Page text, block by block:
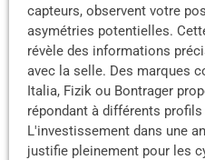
capteurs, observent votre
asymétries potentielles.
révèle des informations
avec la selle. Des marques
Italia, Fizik ou Bontrager
répondant à différents
L'investissement dans une
justifie pleinement pour les